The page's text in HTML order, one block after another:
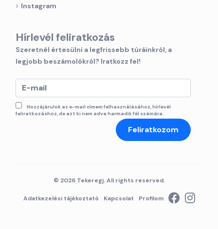
Instagram
Hírlevél feliratkozás
Szeretnél értesülni a legfrissebb túráinkról, a
legjobb beszámolókról? Iratkozz fel!
Hozzájárulok az e-mail címem felhasználásához, hírlevél
feliratkozáshoz, de azt ki nem adva harmadik fél számára.
Feliratkozom
© 2026 Tekeregj. All rights reserved.
Adatkezelési tájékoztató Kapcsolat Profilom